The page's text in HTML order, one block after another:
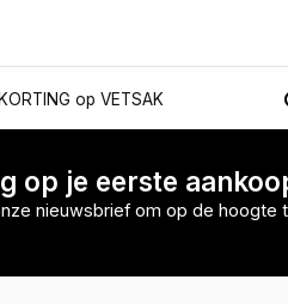
op VETSAK
op je eerste
nieuwsbrief om op de hoogte